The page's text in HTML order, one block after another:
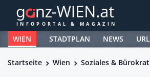
WIEN STADTPLAN NEWS
Startseite Wien Soziales &